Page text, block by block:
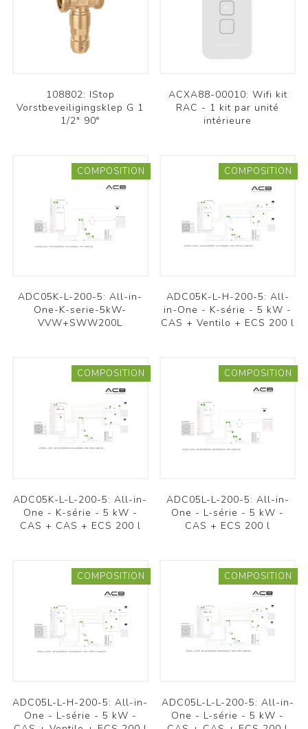
108802: IStop
Vorstbeveiligingsklep G 1
1/2" 90°
ACXA88-00010: Wifi kit
RAC - 1 kit par unité
intérieure
COMPOSITION
ADC05K-L-200-5: All-in-
One-K-serie-5kW-
VVW+SWW200L
COMPOSITION
ADC05K-L-H-200-5: All-
in-One - K-série - 5 kW -
CAS + Ventilo + ECS 200 l
COMPOSITION
ADC05K-L-L-200-5: All-in-
One - K-série - 5 kW -
CAS + CAS + ECS 200 l
COMPOSITION
ADC05L-L-200-5: All-in-
One - L-série - 5 kW -
CAS + ECS 200 l
COMPOSITION
ADC05L-L-H-200-5: All-in-
One - L-série - 5 kW -
COMPOSITION
ADC05L-L-L-200-5: All-in-
One - L-série - 5 kW -